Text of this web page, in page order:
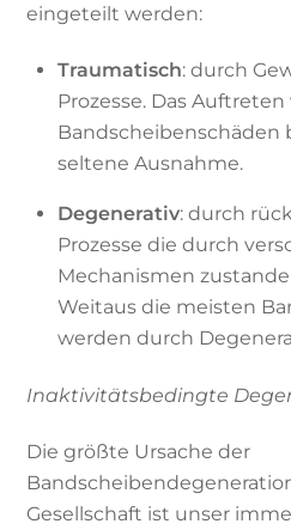
eingeteilt werden:
Traumatisch: durch
Prozesse. Das
Bandscheibenschäden
seltene Ausnahme.
Degenerativ: durch
Prozesse die durch
Mechanismen
Weitaus die meisten
werden durch
Inaktivitätsbedingte
Die größte Ursache der
Gesellschaft ist unser